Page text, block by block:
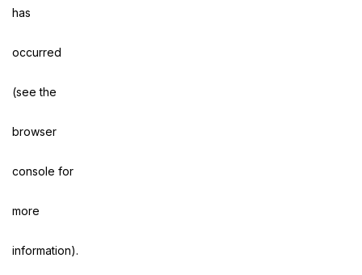
has
occurred
(see the
browser
console for
more
information).